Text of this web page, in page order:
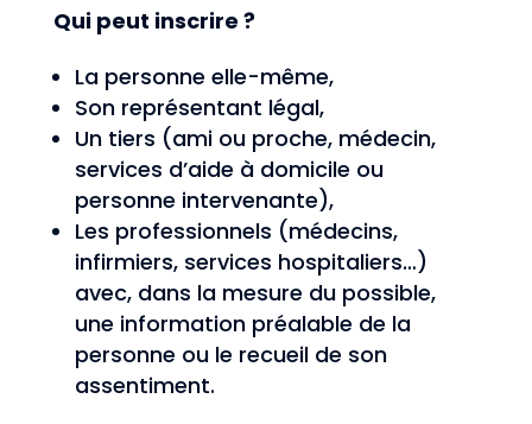
Qui peut inscrire ?
La personne elle-même,
Son représentant légal,
Un tiers (ami ou proche, médecin,
services d’aide à domicile ou
personne intervenante),
Les professionnels (médecins,
infirmiers, services hospitaliers…)
avec, dans la mesure du possible,
une information préalable de la
personne ou le recueil de son
assentiment.